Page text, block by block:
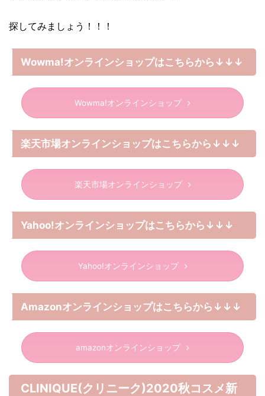
探してみましょう！！！
Wowma!オンラインショップはこちらから↓↓↓
Wowma!オンラインショップ
楽天市場オンラインショップはこちらから↓↓↓
楽天市場オンラインショップ
Yahoo!オンラインショップはこちらから↓↓↓
Yahoo!オンラインショップ
Amazonオンラインショップはこちらから↓↓↓
amazonオンラインショップ
CLINIQUE(クリニーク)2020秋コスメ新